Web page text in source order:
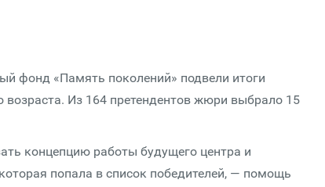
фонд «Память поколений» подвели итоги
возраста. Из 164 претендентов жюри выбрало 15
концепцию работы будущего центра и
попала в список победителей, — помощь